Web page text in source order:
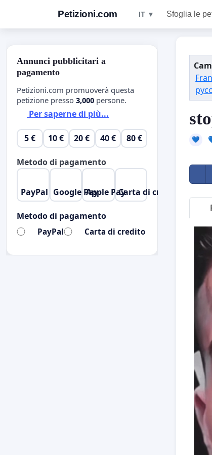
Petizioni.com IT ▼ Sfoglia le
💙
Annunci pubblicitari a
pagamento
Petizioni.com promuoverà questa
petizione presso 3,000 persone.
Per saperne di più...
5 € 10 € 20 € 40 € 80 €
Metodo di pagamento
PayPal Google PayApple PayCarta di credito
Metodo di pagamento
PayPal Carta di credito